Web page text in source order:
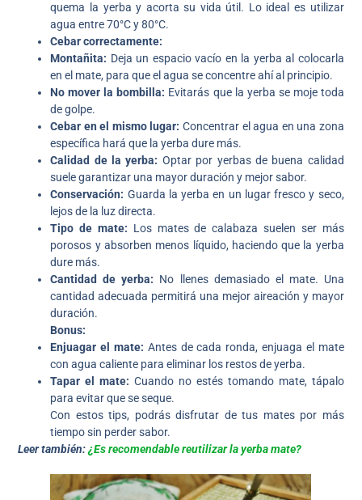
quema la yerba y acorta su vida útil. Lo ideal es utilizar
agua entre 70°C y 80°C.
Cebar correctamente:
Montañita: Deja un espacio vacío en la yerba al colocarla
en el mate, para que el agua se concentre ahí al principio.
No mover la bombilla: Evitarás que la yerba se moje toda
de golpe.
Cebar en el mismo lugar: Concentrar el agua en una zona
específica hará que la yerba dure más.
Calidad de la yerba: Optar por yerbas de buena calidad
suele garantizar una mayor duración y mejor sabor.
Conservación: Guarda la yerba en un lugar fresco y seco,
lejos de la luz directa.
Tipo de mate: Los mates de calabaza suelen ser más
porosos y absorben menos líquido, haciendo que la yerba
dure más.
Cantidad de yerba: No llenes demasiado el mate. Una
cantidad adecuada permitirá una mejor aireación y mayor
duración.
Bonus:
Enjuagar el mate: Antes de cada ronda, enjuaga el mate
con agua caliente para eliminar los restos de yerba.
Tapar el mate: Cuando no estés tomando mate, tápalo
para evitar que se seque.
Con estos tips, podrás disfrutar de tus mates por más
tiempo sin perder sabor.
Leer también:¿Es recomendable reutilizar la yerba mate?